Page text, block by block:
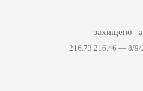
захищено
216.73.216.46 — 8/9/